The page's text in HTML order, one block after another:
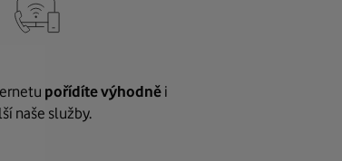
pořídíte výhodněi
naše služby.